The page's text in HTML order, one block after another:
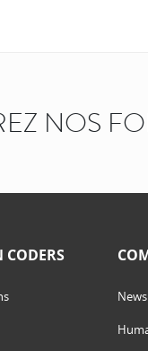
NOS
News